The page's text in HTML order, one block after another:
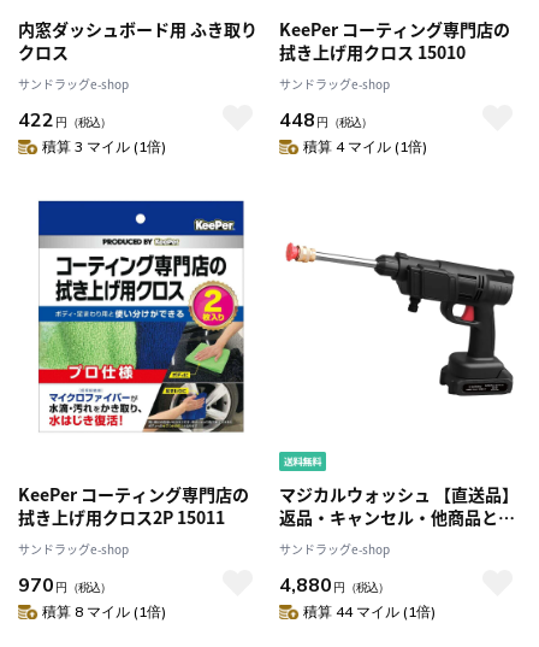
内窓ダッシュボード用 ふき取り
クロス
サンドラッグe-shop
422 円 （税込）
積算 3 マイル (1倍)
KeePer コーティング専門店の
拭き上げ用クロス 15010
サンドラッグe-shop
448 円 （税込）
積算 4 マイル (1倍)
KeePer コーティング専門店の
拭き上げ用クロス2P 15011
サンドラッグe-shop
970 円 （税込）
積算 8 マイル (1倍)
マジカルウォッシュ 【直送品】
返品・キャンセル・他商品と同
時購入は不可代引き不可
サンドラッグe-shop
4,880 円 （税込）
積算 44 マイル (1倍)